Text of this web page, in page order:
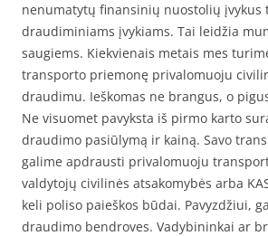
nenumatytų finansinių nuostolių įvykus
draudiminiams įvykiams. Tai leidžia
saugiems. Kiekvienais metais mes
transporto priemonę privalomuoju
draudimu. Ieškomas ne brangus, o
Ne visuomet pavyksta iš pirmo karto
draudimo pasiūlymą ir kainą. Savo
galime apdrausti privalomuoju
valdytojų civilinės atsakomybės arba
keli poliso paieškos būdai. Pavyzdžiui,
draudimo bendroves. Vadybininkai ar